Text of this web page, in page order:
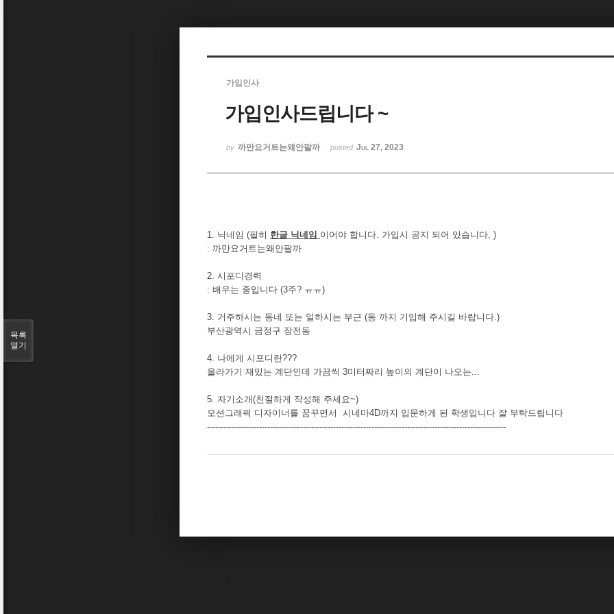
가입인사
가입인사드립니다 ~
by 까만요거트는왜안팔까 posted Jul 27, 2023
1. 닉네임 (필히 한글 닉네임 이어야 합니다. 가입시 공지 되어 있습니다. )
: 까만요거트는왜안팔까
2. 시포디경력
: 배우는 중입니다 (3주? ㅠㅠ)
3. 거주하시는 동네 또는 일하시는 부근 (동 까지 기입해 주시길 바랍니다.)
부산광역시 금정구 장전동
4. 나에게 시포디란???
올라가기 재밌는 계단인데 가끔씩 3미터짜리 높이의 계단이 나오는...
5. 자기소개(친절하게 작성해 주세요~)
모션그래픽 디자이너를 꿈꾸면서 시네마4D까지 입문하게 된 학생입니다 잘 부탁드립니다
-------------------------------------------------------------------------------------------------------------
목록
열기
Sketchbook5, 스케치북5
Sketchbook5, 스케치북5